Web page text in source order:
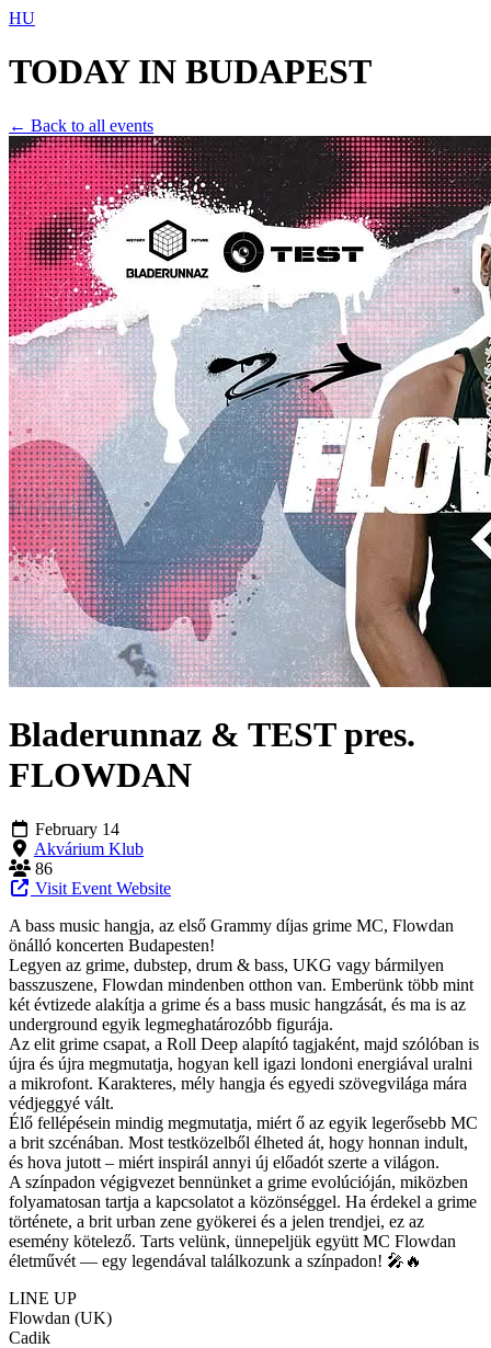
HU
TODAY IN BUDAPEST
← Back to all events
Bladerunnaz & TEST pres.
FLOWDAN
February 14
Akvárium Klub
86
Visit Event Website
A bass music hangja, az első Grammy díjas grime MC, Flowdan
önálló koncerten Budapesten!
Legyen az grime, dubstep, drum & bass, UKG vagy bármilyen
basszuszene, Flowdan mindenben otthon van. Emberünk több mint
két évtizede alakítja a grime és a bass music hangzását, és ma is az
underground egyik legmeghatározóbb figurája.
Az elit grime csapat, a Roll Deep alapító tagjaként, majd szólóban is
újra és újra megmutatja, hogyan kell igazi londoni energiával uralni
a mikrofont. Karakteres, mély hangja és egyedi szövegvilága mára
védjeggyé vált.
Élő fellépésein mindig megmutatja, miért ő az egyik legerősebb MC
a brit szcénában. Most testközelből élheted át, hogy honnan indult,
és hova jutott – miért inspirál annyi új előadót szerte a világon.
A színpadon végigvezet bennünket a grime evolúcióján, miközben
folyamatosan tartja a kapcsolatot a közönséggel. Ha érdekel a grime
története, a brit urban zene gyökerei és a jelen trendjei, ez az
esemény kötelező. Tarts velünk, ünnepeljük együtt MC Flowdan
életművét — egy legendával találkozunk a színpadon! 🎤🔥
LINE UP
Flowdan (UK)
Cadik